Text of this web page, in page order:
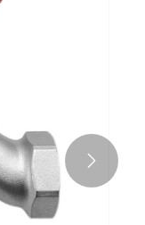
